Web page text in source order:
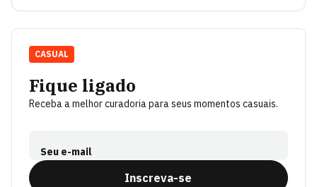
Fique ligado
Receba a melhor curadoria para seus momentos casuais.
Seu e-mail
Inscreva-se
CASUAL